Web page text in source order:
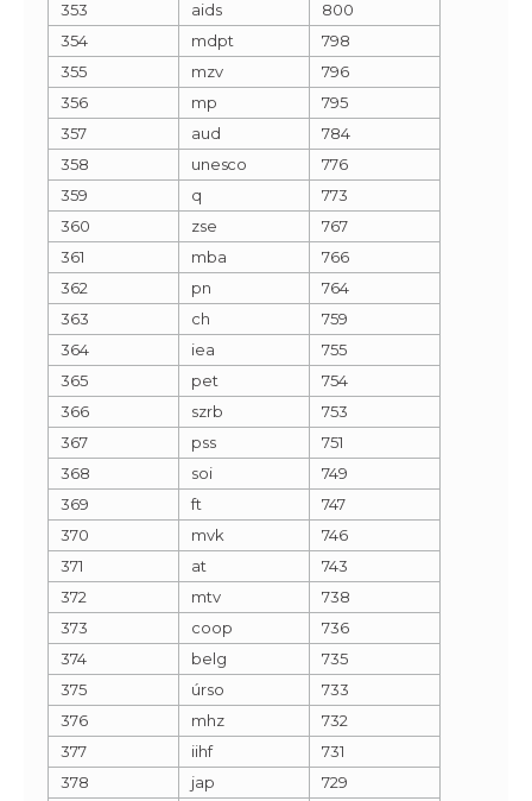
353
aids
800
354
mdpt
798
355
mzv
796
356
mp
795
357
aud
784
358
unesco
776
359
q
773
360
zse
767
361
mba
766
362
pn
764
363
ch
759
364
iea
755
365
pet
754
366
szrb
753
367
pss
751
368
soi
749
369
ft
747
370
mvk
746
371
at
743
372
mtv
738
373
coop
736
374
belg
735
375
úrso
733
376
mhz
732
377
iihf
731
378
jap
729